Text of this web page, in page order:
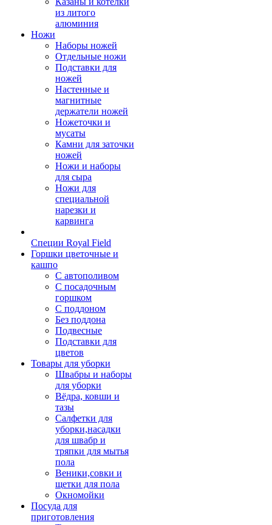
из литого
алюминия
Ножи
Наборы ножей
Отдельные ножи
Подставки для
ножей
Настенные и
магнитные
держатели ножей
Ножеточки и
мусаты
Камни для заточки
ножей
Ножи и наборы
для сыра
Ножи для
специальной
нарезки и
карвинга
Специи Royal Field
Горшки цветочные и
кашпо
С автополивом
С посадочным
горшком
С поддоном
Без поддона
Подвесные
Подставки для
цветов
Товары для уборки
Швабры и наборы
для уборки
Вёдра, ковши и
тазы
Салфетки для
уборки,насадки
для швабр и
тряпки для мытья
пола
Веники,совки и
щетки для пола
Окномойки
Посуда для
приготовления